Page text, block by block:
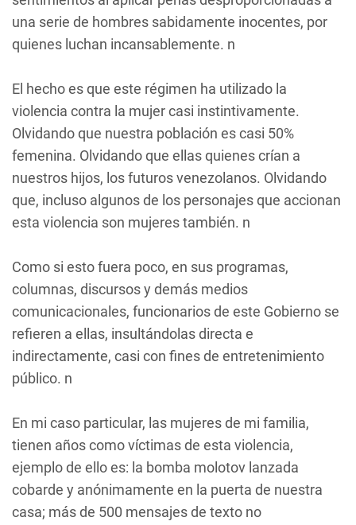
una serie de hombres sabidamente inocentes, por
quienes luchan incansablemente. n
El hecho es que este régimen ha utilizado la
violencia contra la mujer casi instintivamente.
Olvidando que nuestra población es casi 50%
femenina. Olvidando que ellas quienes crían a
nuestros hijos, los futuros venezolanos. Olvidando
que, incluso algunos de los personajes que accionan
esta violencia son mujeres también. n
Como si esto fuera poco, en sus programas,
columnas, discursos y demás medios
comunicacionales, funcionarios de este Gobierno se
refieren a ellas, insultándolas directa e
indirectamente, casi con fines de entretenimiento
público. n
En mi caso particular, las mujeres de mi familia,
tienen años como víctimas de esta violencia,
ejemplo de ello es: la bomba molotov lanzada
cobarde y anónimamente en la puerta de nuestra
casa; más de 500 mensajes de texto no